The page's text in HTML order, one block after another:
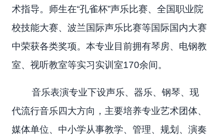
术指导。师生在“孔雀杯”声乐比赛、全国职业院
校技能大赛、波兰国际声乐比赛等国际国内大赛
中荣获各类奖项。本专业目前拥有琴房、电钢教
室、视听教室等实习实训室170余间。
音乐表演专业下设声乐、器乐、钢琴、现
代流行音乐四大方向，主要培养专业艺术团体、
媒体单位、中小学从事教学、管理、规划、演奏